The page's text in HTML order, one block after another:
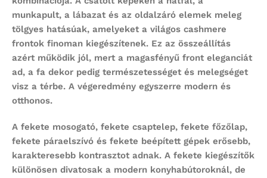
munkapult, a lábazat és az oldalzáró elemek meleg
tölgyes hatásúak, amelyeket a világos cashmere
frontok finoman kiegészítenek. Ez az összeállítás
azért működik jól, mert a magasfényű front eleganciát
ad, a fa dekor pedig természetességet és melegséget
visz a térbe. A végeredmény egyszerre modern és
otthonos.
A fekete mosogató, fekete csaptelep, fekete főzőlap,
fekete páraelszívó és fekete beépített gépek erősebb,
karakteresebb kontrasztot adnak. A fekete kiegészítők
különösen divatosak a modern konyhabútoroknál, de